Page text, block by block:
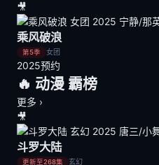
🎥
乘风破浪
第5季 女团
2025预约
🔥 动漫 霸榜
更多 ›
🎥
斗罗大陆
更新至268集 玄幻